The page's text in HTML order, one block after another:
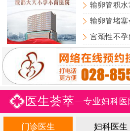
输卵管积
输卵管堵
宫颈性不
医生荟萃—专业妇科医
门诊医生 妇科医生